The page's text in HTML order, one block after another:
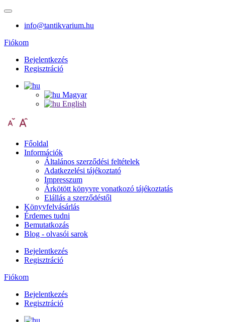
info@tantikvarium.hu
Fiókom
Bejelentkezés
Regisztráció
Magyar
English
Főoldal
Információk
Általános szerződési feltételek
Adatkezelési tájékoztató
Impresszum
Árkötött könyvre vonatkozó tájékoztatás
Elállás a szerződéstől
Könyvfelvásárlás
Érdemes tudni
Bemutatkozás
Blog - olvasói sarok
Bejelentkezés
Regisztráció
Fiókom
Bejelentkezés
Regisztráció